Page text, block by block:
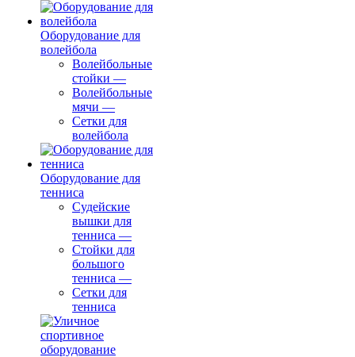
Оборудование для
волейбола
Волейбольные
стойки —
Волейбольные
мячи —
Сетки для
волейбола
Оборудование для
тенниса
Судейские
вышки для
тенниса —
Стойки для
большого
тенниса —
Сетки для
тенниса